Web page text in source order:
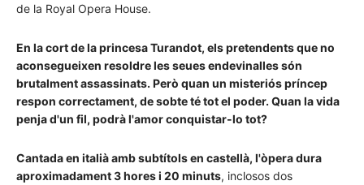
de la Royal Opera House.
En la cort de la princesa Turandot, els pretendents que no
aconsegueixen resoldre les seues endevinalles són
brutalment assassinats. Però quan un misteriós príncep
respon correctament, de sobte té tot el poder. Quan la vida
penja d'un fil, podrà l'amor conquistar-lo tot?
Cantada en italià amb subtítols en castellà, l'òpera dura
aproximadament 3 hores i 20 minuts, inclosos dos